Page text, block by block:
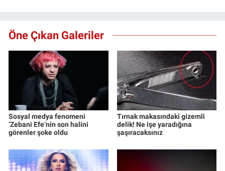
Öne Çıkan Galeriler
Sosyal medya fenomeni
‘Zebani Efe’nin son halini
görenler şoke oldu
Tırnak makasındaki gizemli
delik! Ne işe yaradığına
şaşıracaksınız